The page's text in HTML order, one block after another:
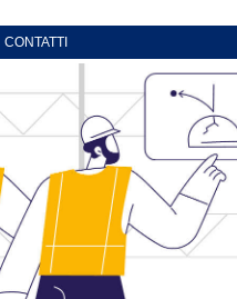
CONTATTI